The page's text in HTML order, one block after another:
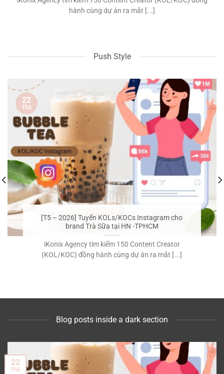
hành cùng dự án ra mắt [...]
Push Style
[T5 – 2026] Tuyển KOLs/KOCs Instagram cho
brand Trà Sữa tại HN -TPHCM
iKonix Agency tìm kiếm 150 Content Creator
(KOL/KOC) đồng hành cùng dự án ra mắt [...]
22
Th5
Blog posts inside a dark section
22
Th5